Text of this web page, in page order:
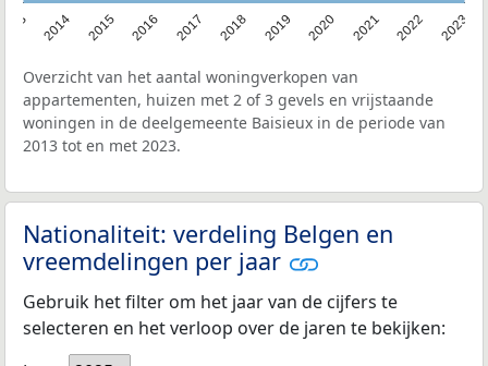
2014 2015 2016 2017 2018 2019 2020 2021 2022 2023
Overzicht van het aantal woningverkopen van
appartementen, huizen met 2 of 3 gevels en vrijstaande
woningen in de deelgemeente Baisieux in de periode van
2013 tot en met 2023.
Nationaliteit: verdeling Belgen en
vreemdelingen per jaar
Gebruik het filter om het jaar van de cijfers te
selecteren en het verloop over de jaren te bekijken: